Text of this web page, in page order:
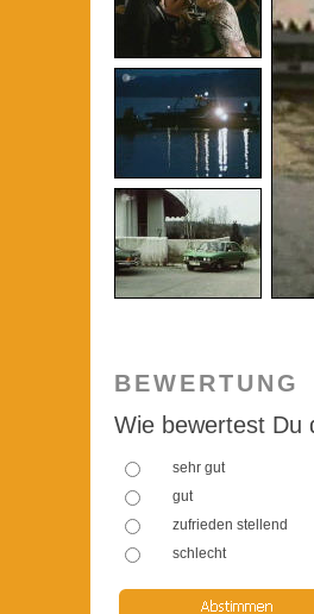
BEWERTUNG
Wie bewertest Du
sehr gut
gut
zufrieden stellend
schlecht